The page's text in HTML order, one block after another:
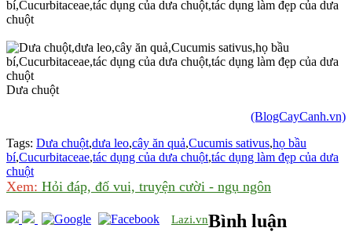
Dưa chuột
(BlogCayCanh.vn)
Tags: Dưa chuột,dưa leo,cây ăn quả,Cucumis sativus,họ bầu
bí,Cucurbitaceae,tác dụng của dưa chuột,tác dụng làm đẹp của dưa
chuột
Xem: Hỏi đáp, đố vui, truyện cười - ngụ ngôn
Lazi.vnBình luận